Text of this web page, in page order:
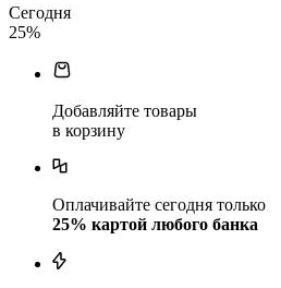
Сегодня
25%
Добавляйте товары
в корзину
Оплачивайте сегодня только
25% картой любого банка